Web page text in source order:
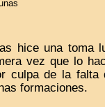
hice una toma
vez que lo
culpa de la falta
formaciones.